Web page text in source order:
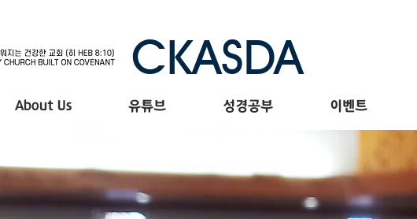
CKASDA
About Us 유튜브 성경공부 이벤트